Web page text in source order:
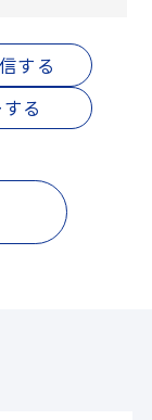
する
る